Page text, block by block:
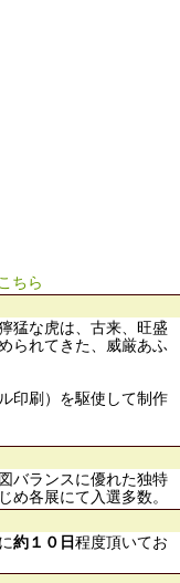
ちら
猛な虎は、古来、旺盛
られてきた、威厳あふ
印刷）を駆使して制作
バランスに優れた独特
め各展にて入選多数。
約１０日 程度頂いてお